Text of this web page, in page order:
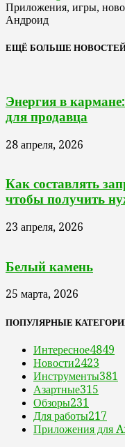
Приложения, игры,
Андроид
ЕЩЁ БОЛЬШЕ
Энергия в
для продавца
28 апреля, 2026
Как составлять
чтобы получить
23 апреля, 2026
Белый камень
25 марта, 2026
ПОПУЛЯРНЫЕ
Интересное4849
Новости2423
Инструменты381
Азартные315
Обзоры231
Для работы217
Приложения для